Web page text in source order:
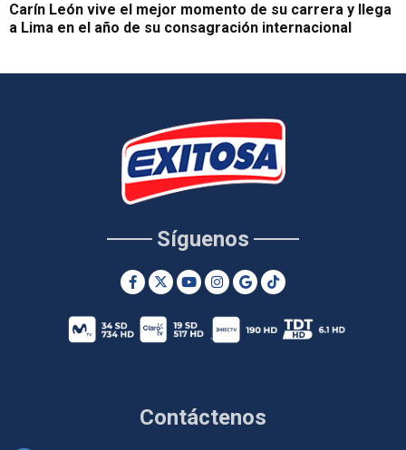
Carín León vive el mejor momento de su carrera y llega
a Lima en el año de su consagración internacional
Contáctenos
Síguenos